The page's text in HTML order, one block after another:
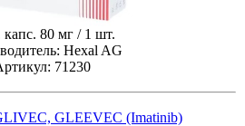
капс. 80 мг / 1 шт.
Hexal AG
71230
GLEEVEC (Imatinib)